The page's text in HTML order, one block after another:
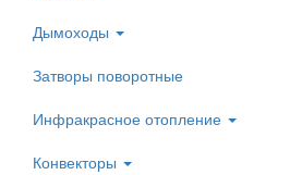
Дымоходы
Затворы поворотные
Инфракрасное отопление
Конвекторы